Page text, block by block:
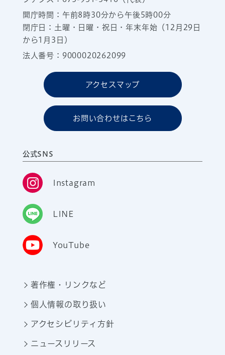
開庁時間：午前8時30分から午後5時00分
閉庁日：土曜・日曜・祝日・年末年始（12月29日
から1月3日）
法人番号：9000020262099
アクセスマップ
お問い合わせはこちら
公式SNS
Instagram
LINE
YouTube
著作権・リンクなど
個人情報の取り扱い
アクセシビリティ方針
ニュースリリース